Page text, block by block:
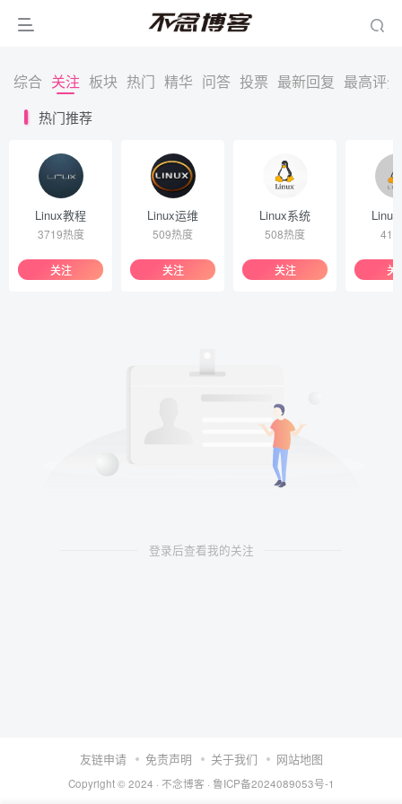
综合 关注 板块 热门 精华 问答 投票 最新回复 最高评分
热门推荐
Linux教程
3719热度
关注
Linux运维
509热度
关注
Linux系统
508热度
关注
41
关
登录后查看我的关注
友链申请 免责声明 关于我们 网站地图
Copyright © 2024 · 不念博客 · 鲁ICP备2024089053号-1